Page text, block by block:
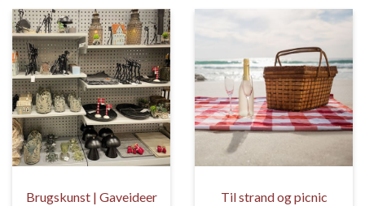
Brugskunst | Gaveideer Til strand og picnic